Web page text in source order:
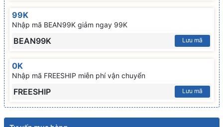
99K
Nhập mã BEAN99K giảm ngay 99K
BEAN99K Lưu mã
0K
Nhập mã FREESHIP miễn phí vận chuyển
FREESHIP Lưu mã